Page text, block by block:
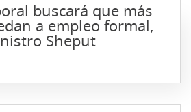
buscará que más
a empleo formal,
Sheput